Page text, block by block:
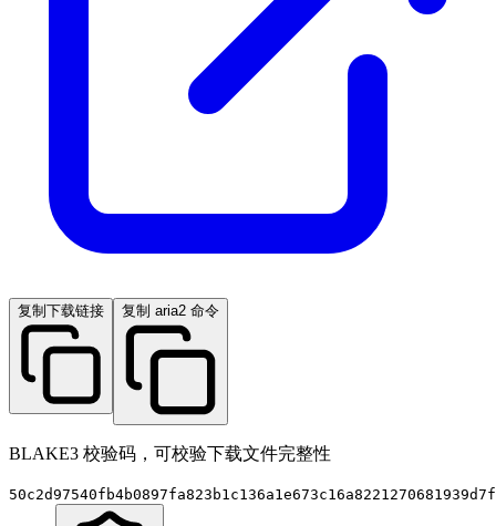
复制下载链接 复制 aria2 命令
BLAKE3 校验码，可校验下载文件完整性